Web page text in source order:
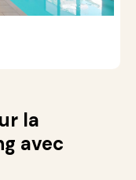
la
avec